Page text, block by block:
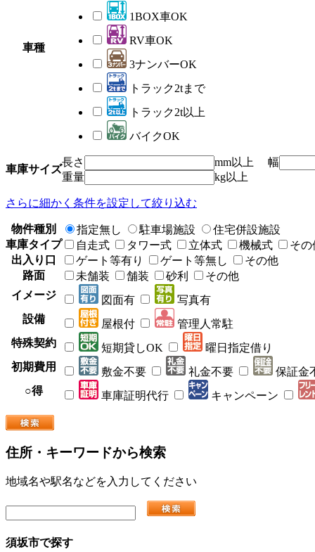
車種
1BOX車OK
RV車OK
3ナンバーOK
トラック2tまで
トラック2t以上
バイクOK
車庫サイズ
長さ mm以上 幅
重量
kg以上
さらに細かく条件を設定して絞り込む
物件種別 指定無し 駐車場施設
住宅併設施設
車庫タイプ
自走式 タワー式 立体式 機械式
その
出入り口
ゲート等有り ゲート等無し
その他
路面
未舗装 舗装 砂利
その他
イメージ
図面有
写真有
設備
屋根付
管理人常駐
特殊契約
短期貸しOK
曜日指定借り
初期費用
敷金不要 礼金不要 保証金
○得
車庫証明代行 キャンペーン
住所・キーワードから検索
地域名や駅名などを入力してください
須坂市で探す